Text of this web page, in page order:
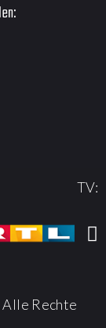
TV:
Rechte